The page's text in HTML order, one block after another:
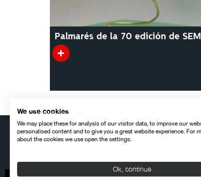
Palmarés de la 70 edición de
We use cookies
We may place these for analysis of our visitor data, to improve our
personalised content and to give you a great website experience. For
about the cookies we use open the settings.
Ok, continue